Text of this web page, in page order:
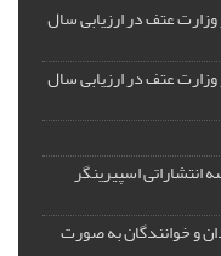
عتف در ارزیابی سال
عتف در ارزیابی سال
اسپیرینگر
و خوانندگان به صورت